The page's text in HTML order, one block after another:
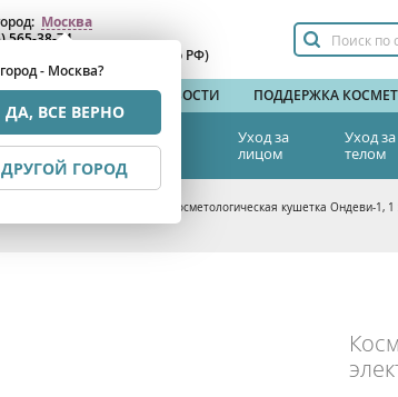
Москва
- Москва?
ДА, ВСЕ ВЕРНО
ДРУГОЙ ГОРОД
565-38-74
(бесплатный по РФ)
БРЕНДЫ НОВОСТИ ПОДДЕРЖКА
и
Эстетическая
медицина
Уход за
лицом
Уход за
телом
Косметологическая кушетка Ондеви-1,